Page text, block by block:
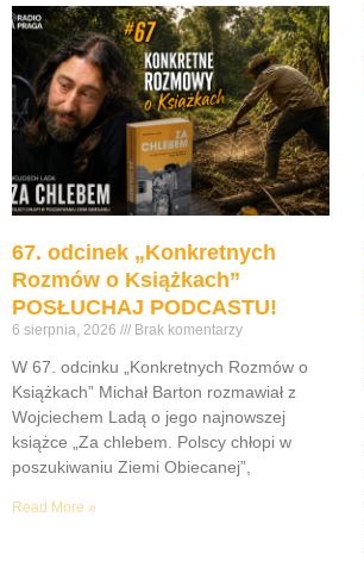
67. odcinek „Konkretnych
Rozmów o Książkach”
POSŁUCHAJ PODCASTU!
6 sierpnia, 2026 Brak komentarzy
W 67. odcinku „Konkretnych Rozmów o
Książkach” Michał Barton rozmawiał z
Wojciechem Ladą o jego najnowszej
książce „Za chlebem. Polscy chłopi w
poszukiwaniu Ziemi Obiecanej”,
Read More »